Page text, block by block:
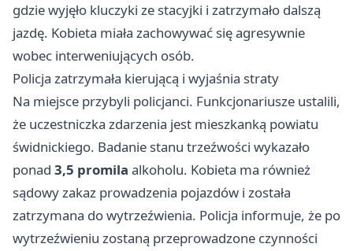
gdzie wyjęło kluczyki ze stacyjki i zatrzymało dalszą
jazdę. Kobieta miała zachowywać się agresywnie
wobec interweniujących osób.
Policja zatrzymała kierującą i wyjaśnia straty
Na miejsce przybyli policjanci. Funkcjonariusze ustalili,
że uczestniczka zdarzenia jest mieszkanką powiatu
świdnickiego. Badanie stanu trzeźwości wykazało
ponad 3,5 promila alkoholu. Kobieta ma również
sądowy zakaz prowadzenia pojazdów i została
zatrzymana do wytrzeźwienia. Policja informuje, że po
wytrzeźwieniu zostaną przeprowadzone czynności